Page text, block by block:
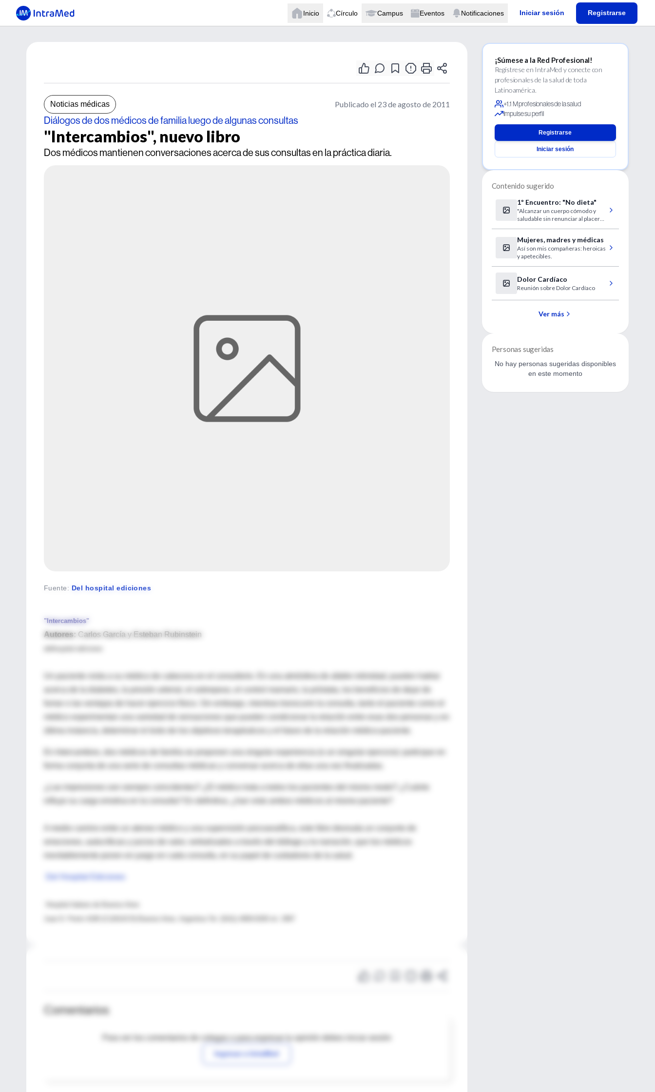
Inicio Círculo Campus Eventos Notificaciones Iniciar sesión Registrarse
Noticias médicas Publicado el 23 de agosto de 2011
Diálogos de dos médicos de familia luego de algunas consultas
"Intercambios", nuevo libro
Dos médicos mantienen conversaciones acerca de sus consultas en la práctica diaria.
Fuente: Del hospital ediciones
"Intercambios"
Autores: Carlos García y Esteban Rubinstein
fumar o las ventajas de hacer ejercicio físico. Sin embargo, mientras transcurre la consulta, tanto el paciente como el
última instancia, determinar el éxito de los objetivos terapéuticos y el futuro de la relación médico-paciente.
En Intercambios, dos médicos de familia se proponen una singular experiencia (o un singular ejercicio): participar en
influye su carga emotiva en la consulta? En definitiva, ¿han visto ambos médicos al mismo paciente?
A medio camino entre un ateneo médico y una supervisión psicoanalítica, este libro desnuda un conjunto de
emociones, autocríticas y juicios de valor, verbalizados a través del diálogo y la narración, que los médicos
inevitablemente ponen en juego en cada consulta, en su papel de cuidadores de la salud.
Comentarios
Para ver los comentarios de colegas o para expresar tu opinión debes iniciar sesión
Ingresar a IntraMed
¡Súmese a la Red Profesional!
Regístrese en IntraMed y conecte con
profesionales de la salud de toda
Latinoamérica.
+1.1 M profesionales de la salud
Impulse su perfil
Registrarse
Iniciar sesión
Contenido sugerido
1º Encuentro: "No dieta"
"Alcanzar un cuerpo cómodo y
saludable sin renunciar al placer
Mujeres, madres y médicas
Así son mis compañeras: heroicas
y apetecibles.
Dolor Cardíaco
Reunión sobre Dolor Cardíaco
Ver más
Personas sugeridas
No hay personas sugeridas disponibles
en este momento